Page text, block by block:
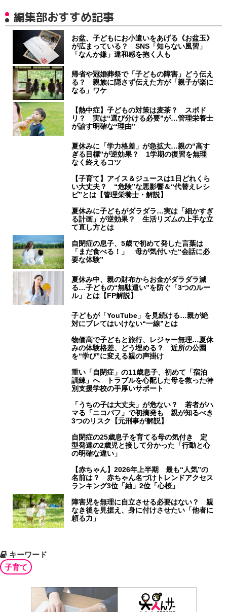
編集部おすすめ記事
お盆、子どもにお小遣いをあげる《お盆玉》
が広まっている？ SNS「知らない風習」
「なんか嫌」違和感を抱く人も
帰省や冠婚葬祭で「子どもの障害」どう伝え
る？ 親族に隠さず伝えた方が「親子が楽に
なる」ワケ
【熱中症】子どもの対策は麦茶？ スポド
リ？ 実は“選び分ける必要”が…管理栄養士
が諭す明確な“理由”
夏休みに「学力格差」が急拡大…親の“高す
ぎる目標”が逆効果？ 1学期の復習を無理
なく終えるコツ
【子育て】アイス＆ジュースは1日どれくら
い大丈夫？ “危険”な悪影響＆“代替えレシ
ピ”とは【管理栄養士・解説】
夏休みに子どもがダラダラ…実は「細かすぎ
る計画」が逆効果？ 生活リズムの上手な立
て直し方とは
自閉症の息子、5歳で初めて発した言葉は
「まだ食べる！」 母が気付いた“会話に必
要な体験”
夏休み中、親の財布からお金がダラダラ減
る…子どもの“無駄遣い”を防ぐ「3つのルー
ル」とは【FP解説】
子どもが「YouTube」を見続ける…親が絶
対にブレてはいけない“一線”とは
物価高で子どもと旅行、レジャー無理…夏休
みの体験格差、どう埋める？ 近所の公園
を“学び”に変える親の声掛け
重い「自閉症」の11歳息子、初めて「宿泊
訓練」へ トラブルを心配した母を救った特
別支援学校の手厚いサポート
「うちの子は大丈夫」が危ない？ 若者がハ
マる「ニコパフ」で初摘発も 親が知るべき
3つのリスク【元刑事が解説】
自閉症の25歳息子を育てる母の気付き 定
型発達の2歳児と接して分かった「行動と心
の明確な違い」
【赤ちゃん】2026年上半期 最も“人気”の
名前は？ 赤ちゃん名づけトレンドアクセス
ランキング3位「紬」2位「心桜」
障害児を無理に自立させる必要はない？ 親
なき後を見据え、身に付けさせたい「他者に
頼る力」
キーワード
子育て